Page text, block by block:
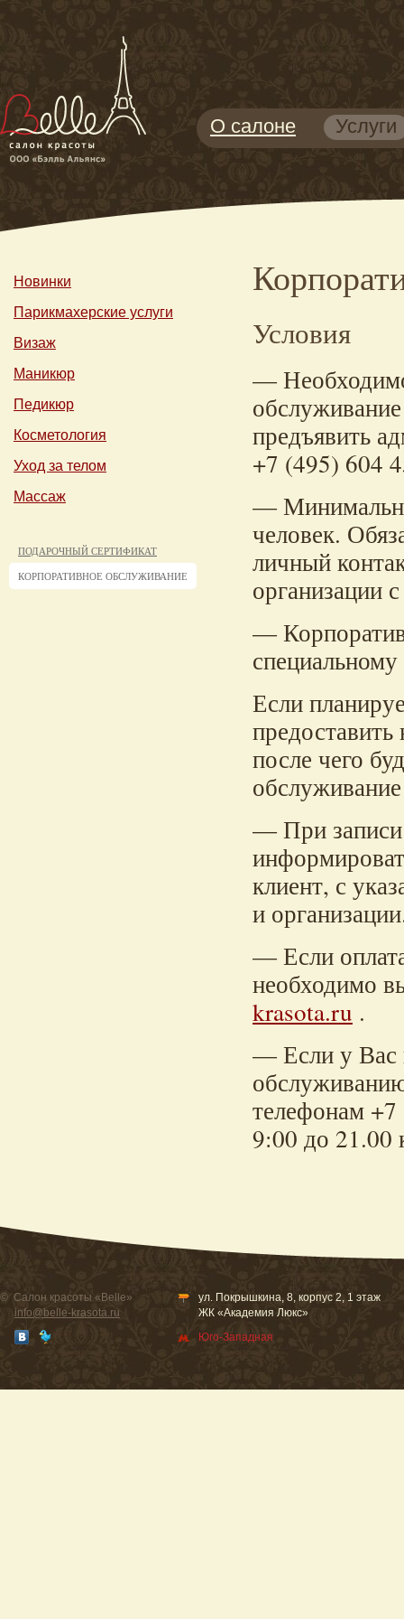
О салоне Услуги
Новинки
Парикмахерские услуги
Визаж
Маникюр
Педикюр
Косметология
Уход за телом
Массаж
ПОДАРОЧНЫЙ СЕРТИФИКАТ
КОРПОРАТИВНОЕ ОБСЛУЖИВАНИЕ
Условия
— Необходимо
предъявить
+7 (495) 604
—
человек.
личный
организации
—
Если
после чего
— При
клиент, с
и
— Если
необходимо
krasota.ru .
— Если у Вас
телефонам
9:00 до 21.00
© Салон красоты «Belle»
info@belle-krasota.ru
ул. Покрышкина, 8, корпус 2, 1 этаж
ЖК «Академия Люкс»
Юго-Западная